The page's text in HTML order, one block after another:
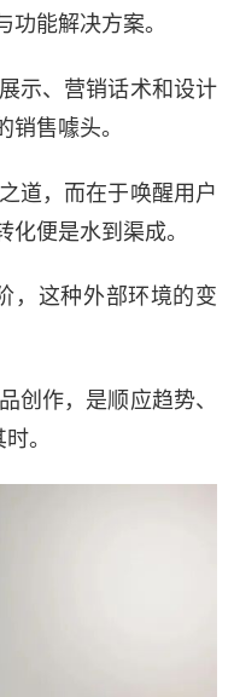
能解决方案。
示、营销话术和设计
售噱头。
道，而在于唤醒用户
便是水到渠成。
，这种外部环境的变
创作，是顺应趋势、
。